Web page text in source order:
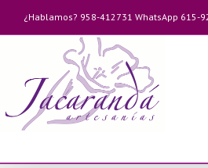
contenido
¿Hablamos? 958-412731 WhatsApp 615-